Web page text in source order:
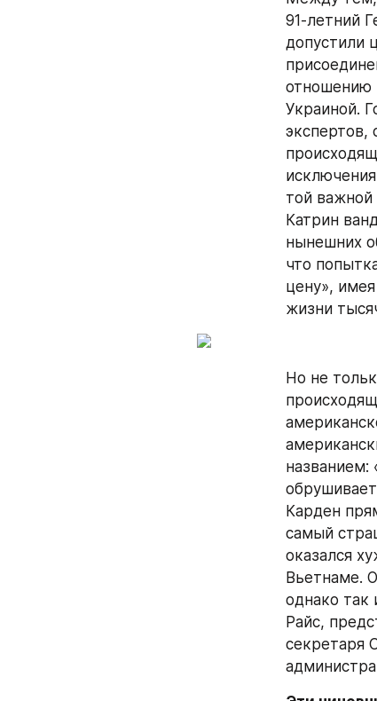
91-летний
допустили
отношению
Украиной.
экспертов,
той
Катрин
нынешних
что
цену»,
жизни
Но не
Карден
самый
оказался
Вьетнаме.
однако так
Райс,
секретаря